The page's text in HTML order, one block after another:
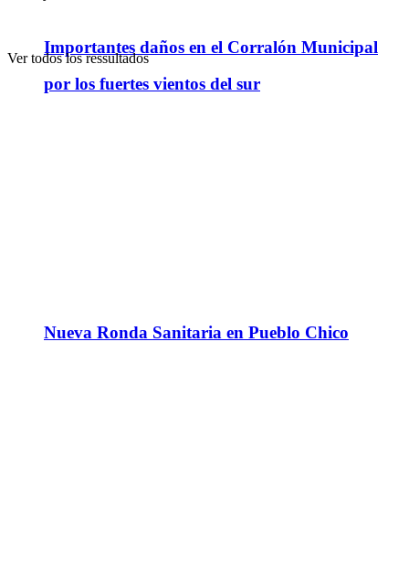
Importantes daños en el Corralón Municipal
por los fuertes vientos del sur
Nueva Ronda Sanitaria en Pueblo Chico
Ver todos los ressultados